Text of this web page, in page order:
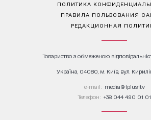
ПОЛИТИКА
ПРАВИЛА ПОЛЬЗОВАНИЯ
РЕДАКЦИОННАЯ
Товариство з обмеженою
Україна, 04080, м. Київ, вул.
е-mail: media@1plus1.tv
Телефон: +38 044 490 01 01